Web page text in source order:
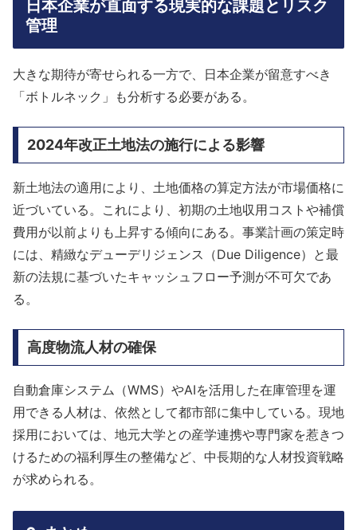
日本企業が直面する現実的な課題とリスク
管理
大きな期待が寄せられる一方で、日本企業が留意すべき
「ボトルネック」も分析する必要がある。
2024年改正土地法の施行による影響
新土地法の適用により、土地価格の算定方法が市場価格に
近づいている。これにより、初期の土地収用コストや補償
費用が以前よりも上昇する傾向にある。事業計画の策定時
には、精緻なデューデリジェンス（Due Diligence）と最
新の法規に基づいたキャッシュフロー予測が不可欠であ
る。
高度物流人材の確保
自動倉庫システム（WMS）やAIを活用した在庫管理を運
用できる人材は、依然として都市部に集中している。現地
採用においては、地元大学との産学連携や専門家を惹きつ
けるための福利厚生の整備など、中長期的な人材投資戦略
が求められる。